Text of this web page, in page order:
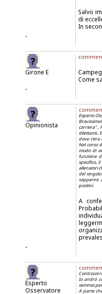
Salvo
di
In
.
Girone E
Come
.
Opinionista
Esperto
carriera"..
dilettanti..
dove c'era
Nel corso
modo di
funzione
specifico,
allenatori
del
sopperire
positivi.
A
.
Esperto
Osservatore
Io andrò
semmai
A parte